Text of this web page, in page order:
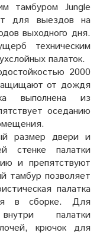
тамбуром Jungle
для выездов на
выходного дня.
техническим
палаток.
2000
от дождя
выполнена из
оседанию
размер двери и
стенке палатки
и препятствуют
тамбур позволяет
палатка
в сборке. Для
палатки
крючок для